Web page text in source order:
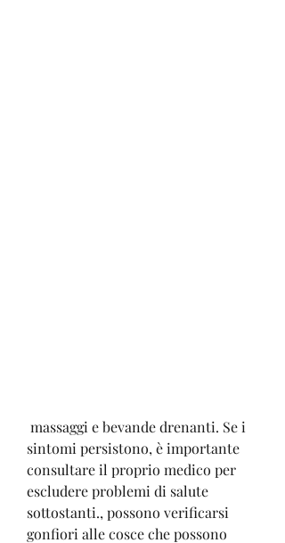
sintomi persistono, è importante
consultare il proprio medico per
escludere problemi di salute
sottostanti., possono verificarsi
gonfiori alle cosce che possono